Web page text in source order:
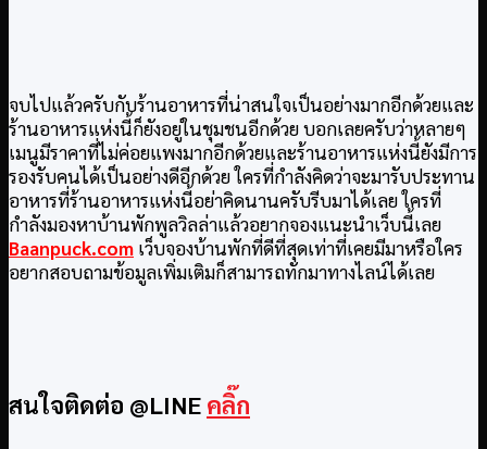
จบไปแล้วครับกับร้านอาหารที่น่าสนใจเป็นอย่างมากอีกด้วยและ
ร้านอาหารแห่งนี้ก็ยังอยู่ในชุมชนอีกด้วย บอกเลยครับว่าหลายๆ
เมนูมีราคาที่ไม่ค่อยแพงมากอีกด้วยและร้านอาหารแห่งนี้ยังมีการ
รองรับคนได้เป็นอย่างดีอีกด้วย ใครที่กำลังคิดว่าจะมารับประทาน
อาหารที่ร้านอาหารแห่งนี้อย่าคิดนานครับรีบมาได้เลย ใครที่
กำลังมองหาบ้านพักพูลวิลล่าแล้วอยากจองแนะนำเว็บนี้เลย
Baanpuck.com เว็บจองบ้านพักที่ดีที่สุดเท่าที่เคยมีมาหรือใคร
อยากสอบถามข้อมูลเพิ่มเติมก็สามารถทักมาทางไลน์ได้เลย
สนใจติดต่อ @LINE คลิ๊ก